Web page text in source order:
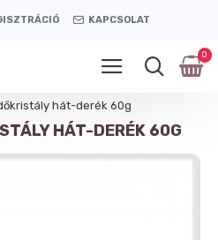
KAPCSOLAT
0
hát-derék 60g
HÁT-DERÉK 60G